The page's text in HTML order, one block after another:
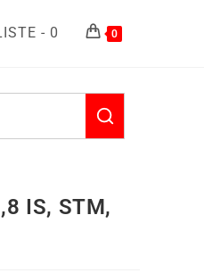
- 0 0
IS, STM,